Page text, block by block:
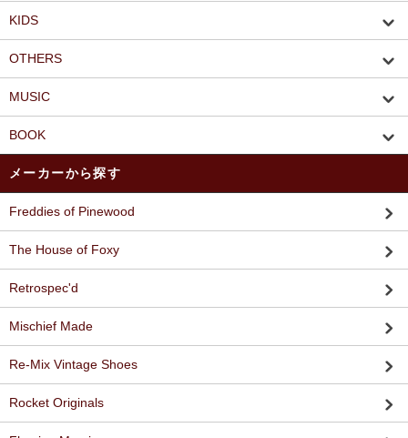
KIDS
OTHERS
MUSIC
BOOK
メーカーから探す
Freddies of Pinewood
The House of Foxy
Retrospec'd
Mischief Made
Re-Mix Vintage Shoes
Rocket Originals